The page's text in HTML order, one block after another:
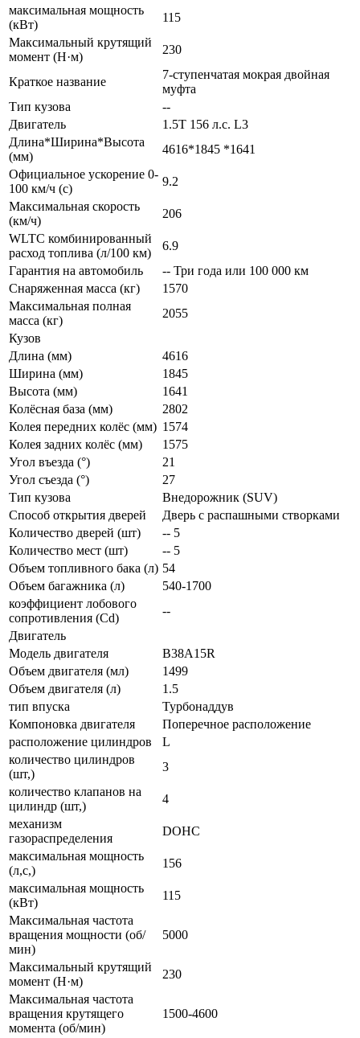
максимальная мощность
(кВт)
115
Максимальный крутящий
момент (Н·м)
230
Краткое название
7-ступенчатая мокрая двойная
муфта
Тип кузова
--
Двигатель
1.5T 156 л.с. L3
Длина*Ширина*Высота
(мм)
4616*1845 *1641
Официальное ускорение 0-
100 км/ч (с)
9.2
Максимальная скорость
(км/ч)
206
WLTC комбинированный
расход топлива (л/100 км)
6.9
Гарантия на автомобиль
-- Три года или 100 000 км
Снаряженная масса (кг)
1570
Максимальная полная
масса (кг)
2055
Кузов
Длина (мм)
4616
Ширина (мм)
1845
Высота (мм)
1641
Колёсная база (мм)
2802
Колея передних колёс (мм) 1574
Колея задних колёс (мм)
1575
Угол въезда (°)
21
Угол съезда (°)
27
Тип кузова
Внедорожник (SUV)
Способ открытия дверей
Дверь с распашными створками
Количество дверей (шт)
-- 5
Количество мест (шт)
-- 5
Объем топливного бака (л) 54
Объем багажника (л)
540-1700
коэффициент лобового
сопротивления (Cd)
--
Двигатель
Модель двигателя
B38A15R
Объем двигателя (мл)
1499
Объем двигателя (л)
1.5
тип впуска
Турбонаддув
Компоновка двигателя
Поперечное расположение
расположение цилиндров
L
количество цилиндров
(шт,)
3
количество клапанов на
цилиндр (шт,)
4
механизм
газораспределения
DOHC
максимальная мощность
(л,с,)
156
максимальная мощность
(кВт)
115
Максимальная частота
вращения мощности (об/
мин)
5000
Максимальный крутящий
момент (Н·м)
230
Максимальная частота
вращения крутящего
момента (об/мин)
1500-4600